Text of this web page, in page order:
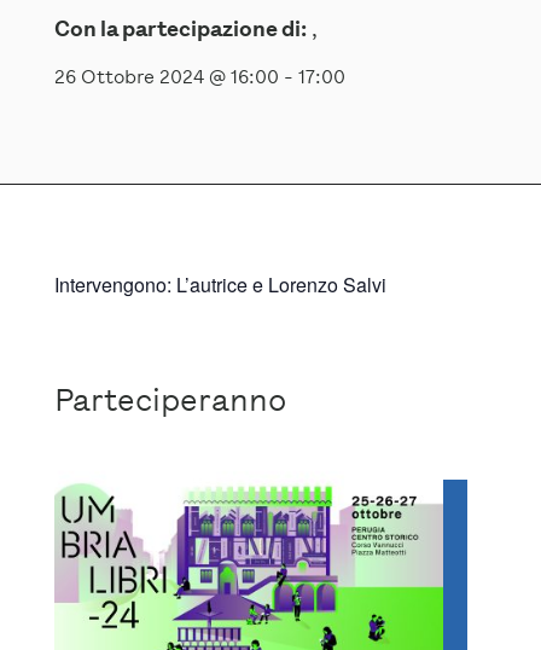
Con la partecipazione di:,
26 Ottobre 2024 @ 16:00 - 17:00
Intervengono: L’autrice e Lorenzo Salvi
Parteciperanno